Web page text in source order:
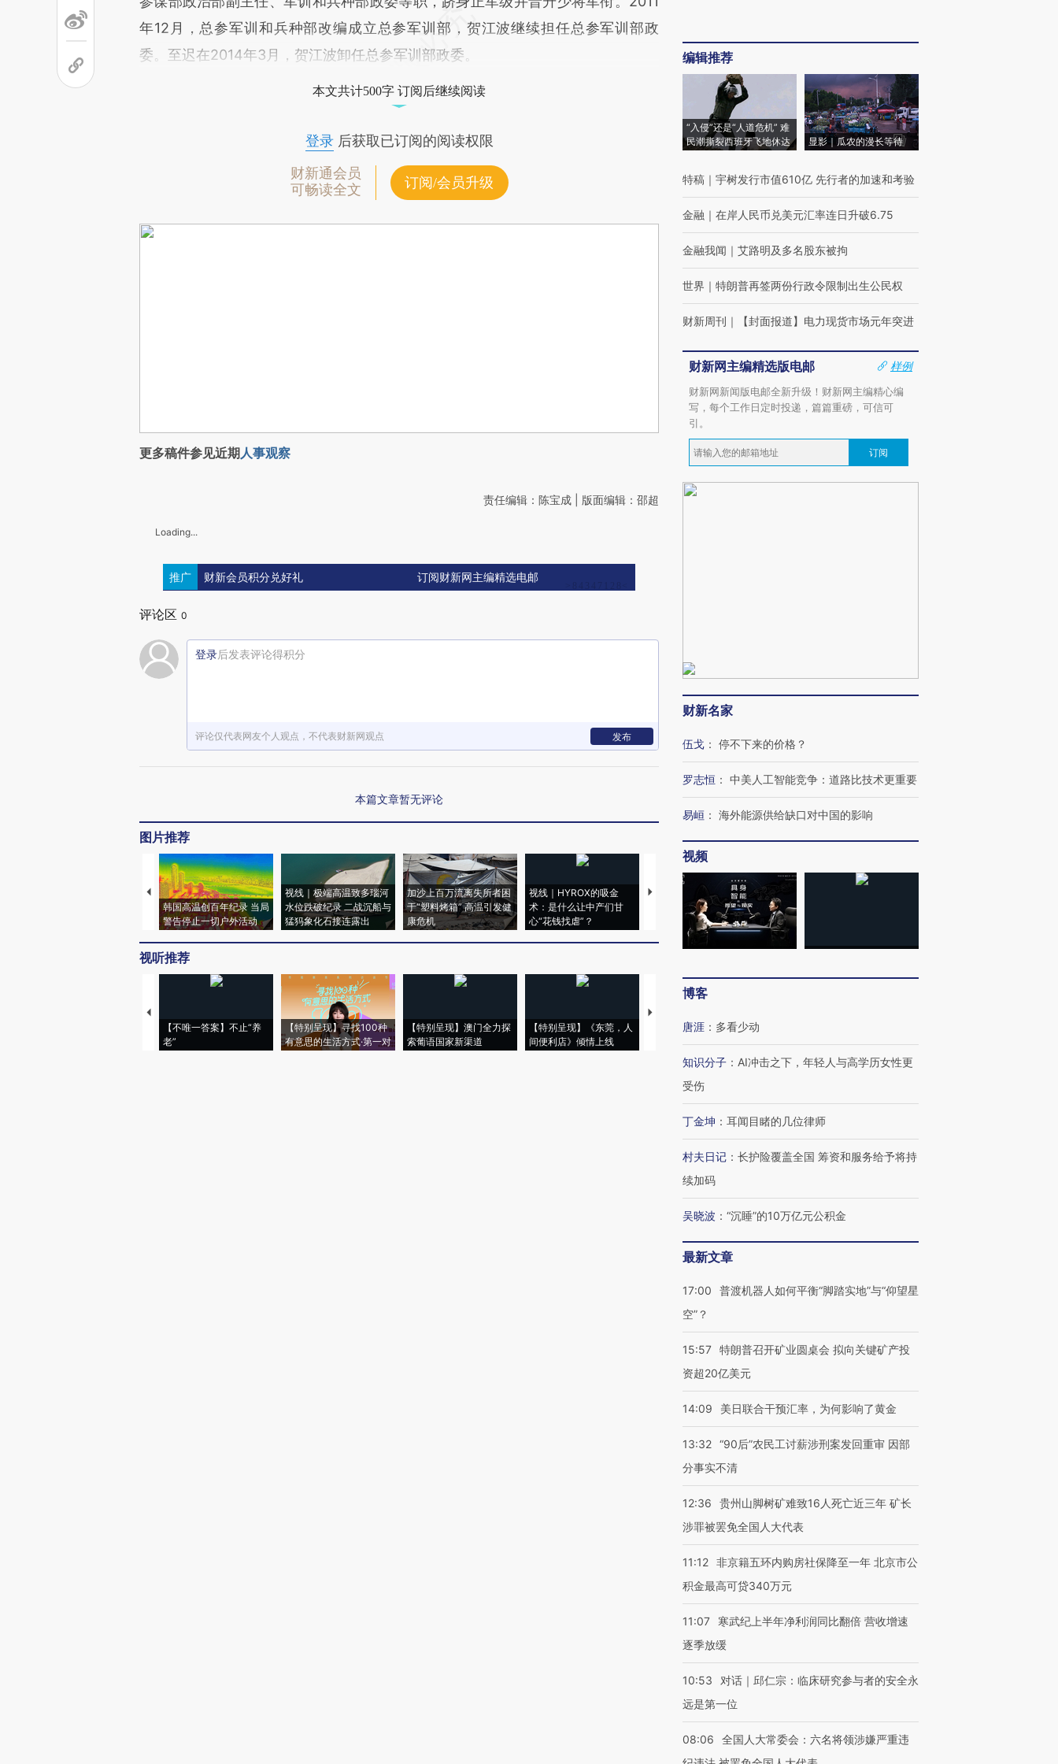
年12月，总参军训和兵种部改编成立总参军训部，贺江波继续担任总参军训部政
委。至迟在2014年3月，贺江波卸任总参军训部政委。
本文共计500字 订阅后继续阅读
登录后获取已订阅的阅读权限
财新通会员
可畅读全文
订阅/会员升级
更多稿件参见近期人事观察
责任编辑：陈宝成 | 版面编辑：邵超
Loading...
推广 财新会员积分兑好礼 订阅财新网主编精选电邮
评论区 0
登录后发表评论得积分
评论仅代表网友个人观点，不代表财新网观点 发布
本篇文章暂无评论
图片推荐
韩国高温创百年纪录 当局
警告停止一切户外活动
视线｜极端高温致多瑙河
水位跌破纪录 二战沉船与
猛犸象化石接连露出
加沙上百万流离失所者困
于“塑料烤箱” 高温引发健
康危机
视线｜HYROX的吸金
术：是什么让中产们甘
心“花钱找虐”？
马航飞行员跨国走私7万
粒摇头丸 尿检体内含3种
度Z世代 用街头抗争将教
育部长拱下台
视听推荐
【不唯一答案】不止“养
老”
【特别呈现】寻找100种
有意思的生活方式·第一对
【特别呈现】澳门全力探
索葡语国家新渠道
【特别呈现】《东莞，人
间便利店》倾情上线
【推广】走进第四届链博
会，让数智科技“链”接产
有意思的生活方式·第三对
住三大增长引擎是什么？
编辑推荐
“入侵”还是“人道危机” 难
民潮撕裂西班牙飞地休达
显影｜瓜农的漫长等待
特稿 ｜ 宇树发行市值610亿 先行者的加速和考验
金融 ｜ 在岸人民币兑美元汇率连日升破6.75
金融我闻 ｜ 艾路明及多名股东被拘
世界 ｜ 特朗普再签两份行政令限制出生公民权
财新周刊 ｜ 【封面报道】电力现货市场元年突进
财新网主编精选版电邮
样例
财新网新闻版电邮全新升级！财新网主编精心编
写，每个工作日定时投递，篇篇重磅，可信可
引。
订阅
财新名家
伍戈 ： 停不下来的价格？
罗志恒 ： 中美人工智能竞争：道路比技术更重要
易峘 ： 海外能源供给缺口对中国的影响
视频
博客
唐涯 ： 多看少动
知识分子 ： AI冲击之下，年轻人与高学历女性更
受伤
丁金坤 ： 耳闻目睹的几位律师
村夫日记 ： 长护险覆盖全国 筹资和服务给予将持
续加码
吴晓波 ： “沉睡”的10万亿元公积金
最新文章
17:00
普渡机器人如何平衡“脚踏实地”与“仰望星
空”？
15:57 特朗普召开矿业圆桌会 拟向关键矿产投
资超20亿美元
14:09 美日联合干预汇率，为何影响了黄金
13:32 “90后”农民工讨薪涉刑案发回重审 因部
分事实不清
12:36
贵州山脚树矿难致16人死亡近三年 矿长
涉罪被罢免全国人大代表
11:12 非京籍五环内购房社保降至一年 北京市公
积金最高可贷340万元
11:07
寒武纪上半年净利润同比翻倍 营收增速
逐季放缓
10:53
对话｜邱仁宗：临床研究参与者的安全永
远是第一位
08:06
全国人大常委会：六名将领涉嫌严重违